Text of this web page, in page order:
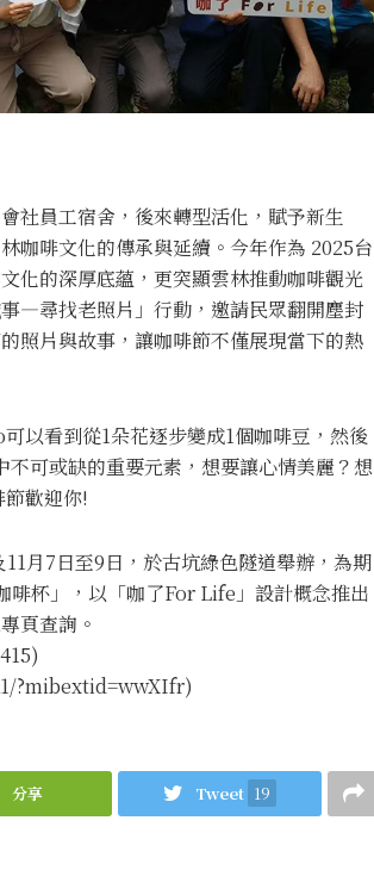
社員工宿舍，後來轉型活化，賦予新生
咖啡文化的傳承與延續。今年作為 2025台
化的深厚底蘊，更突顯雲林推動咖啡觀光
—尋找老照片」行動，邀請民眾翻開塵封
照片與故事，讓咖啡節不僅展現當下的熱
以看到從1朵花逐步變成1個咖啡豆，然後
可或缺的重要元素，想要讓心情美麗？想
歡迎你!
月7日至9日，於古坑綠色隧道舉辦，為期
啡杯」，以「咖了For Life」設計概念推出
頁查詢。
?mibextid=wwXIfr)
分享 Tweet 19